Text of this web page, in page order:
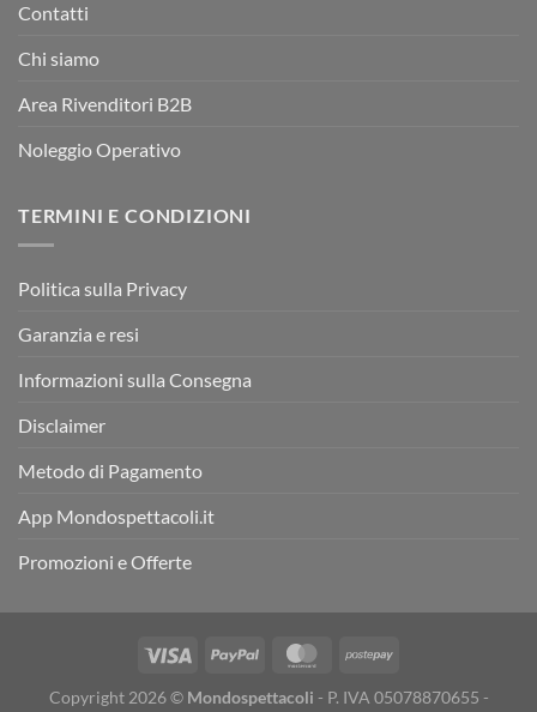
Contatti
Chi siamo
Area Rivenditori B2B
Noleggio Operativo
TERMINI E CONDIZIONI
Politica sulla Privacy
Garanzia e resi
Informazioni sulla Consegna
Disclaimer
Metodo di Pagamento
App Mondospettacoli.it
Promozioni e Offerte
Copyright 2026 © Mondospettacoli - P. IVA 05078870655 -